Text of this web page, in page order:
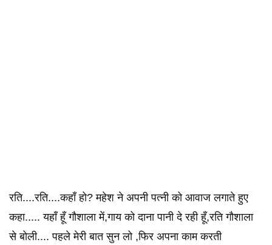
रति....रति....कहाँ हो? महेश ने अपनी पत्नी को आवाज लगाते हुए
कहा..... यहाँ हूँ गौशाला में,गाय को दाना पानी दे रही हूँ,रति गौशाला
से बोली.... पहले मेरी बात सुन लो ,फिर अपना काम करती